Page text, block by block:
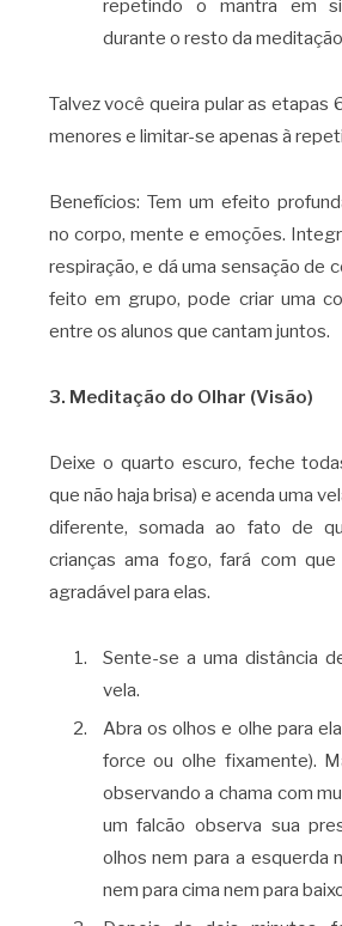
repetindo o mantra em
durante o resto da
Talvez você queira pular as etapas
menores e limitar-se apenas à
Benefícios: Tem um efeito
no corpo, mente e emoções.
respiração, e dá uma sensação de
feito em grupo, pode criar uma
entre os alunos que cantam juntos.
3. Meditação do Olhar (Visão)
Deixe o quarto escuro, feche
que não haja brisa) e acenda uma
diferente, somada ao fato de
crianças ama fogo, fará com
agradável para elas.
Sente-se a uma distância
vela.
Abra os olhos e olhe para
force ou olhe fixamente).
observando a chama com
um falcão observa sua
olhos nem para a esquerda
nem para cima nem para